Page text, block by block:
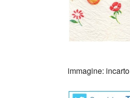
immagine: incarto